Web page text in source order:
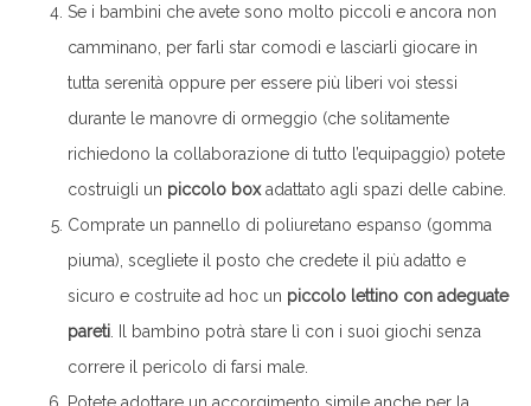
Se i bambini che avete sono molto piccoli e ancora non
camminano, per farli star comodi e lasciarli giocare in
tutta serenità oppure per essere più liberi voi stessi
durante le manovre di ormeggio (che solitamente
richiedono la collaborazione di tutto l’equipaggio) potete
costruigli un piccolo boxadattato agli spazi delle cabine.
Comprate un pannello di poliuretano espanso (gomma
piuma), scegliete il posto che credete il più adatto e
sicuro e costruite ad hoc un piccolo lettino con adeguate
pareti . Il bambino potrà stare lì con i suoi giochi senza
correre il pericolo di farsi male.